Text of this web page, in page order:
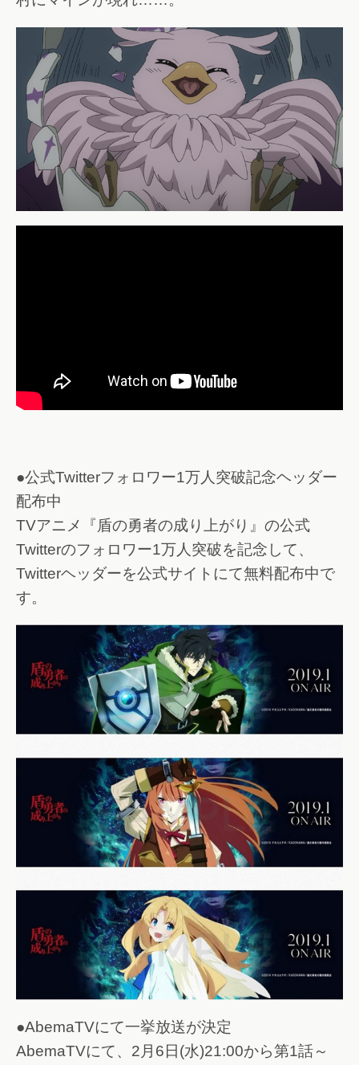
●公式Twitterフォロワー1万人突破記念ヘッダー
配布中
TVアニメ『盾の勇者の成り上がり』の公式
Twitterのフォロワー1万人突破を記念して、
Twitterヘッダーを公式サイトにて無料配布中で
す。
●AbemaTVにて一挙放送が決定
AbemaTVにて、2月6日(水)21:00から第1話～